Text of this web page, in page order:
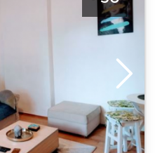
blizu svih centralnih
:
: